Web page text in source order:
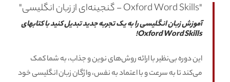
"Oxford Word Skills - گنجینه‌ای از زبان انگلیسی"
آموزش زبان انگلیسی را به یک تجربه جدید تبدیل کنید با کتابهای
Oxford Word Skills!
این دوره بی‌نظیر با ارائه روش‌های نوین و جذاب، به شما کمک
می‌کند تا به سرعت و با اعتماد به نفس، واژگان زبان انگلیسی خود